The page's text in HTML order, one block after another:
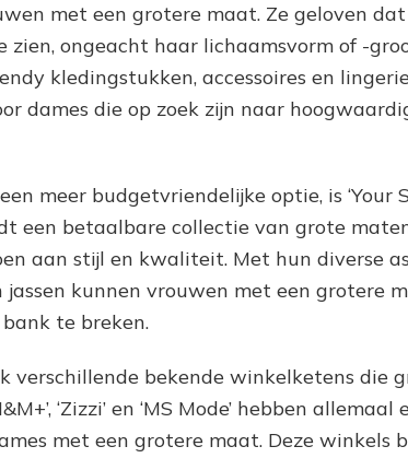
met een grotere maat. Ze geloven
ongeacht haar lichaamsvorm of -
kledingstukken, accessoires en
dames die op zoek zijn naar
meer budgetvriendelijke optie, is ‘Your
een betaalbare collectie van grote
aan stijl en kwaliteit. Met hun diverse
kunnen vrouwen met een grotere
te breken.
verschillende bekende winkelketens die
‘Zizzi’ en ‘MS Mode’ hebben allemaal
met een grotere maat. Deze winkels